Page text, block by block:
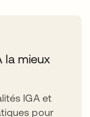
la mieux
IGA et
pour